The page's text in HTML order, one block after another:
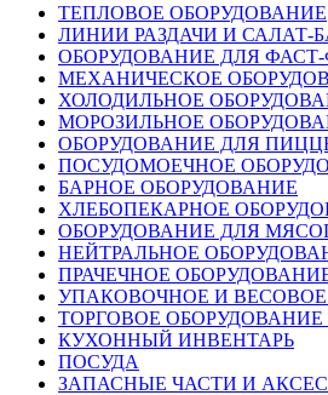
ТЕПЛОВОЕ ОБОРУДОВАНИЕ
ЛИНИИ РАЗДАЧИ И САЛАТ-
ОБОРУДОВАНИЕ ДЛЯ ФАСТ-
МЕХАНИЧЕСКОЕ
ХОЛОДИЛЬНОЕ
МОРОЗИЛЬНОЕ
ОБОРУДОВАНИЕ ДЛЯ
ПОСУДОМОЕЧНОЕ
БАРНОЕ ОБОРУДОВАНИЕ
ХЛЕБОПЕКАРНОЕ
ОБОРУДОВАНИЕ ДЛЯ
НЕЙТРАЛЬНОЕ
ПРАЧЕЧНОЕ
УПАКОВОЧНОЕ И
ТОРГОВОЕ ОБОРУДОВАНИЕ
КУХОННЫЙ ИНВЕНТАРЬ
ПОСУДА
ЗАПАСНЫЕ ЧАСТИ И